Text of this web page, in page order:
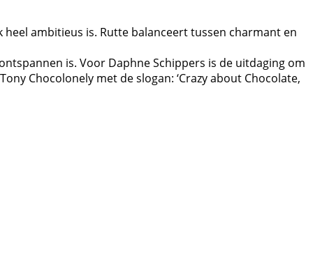
ambitieus is. Rutte balanceert tussen charmant en
is. Voor Daphne Schippers is de uitdaging om
Chocolonely met de slogan: ‘Crazy about Chocolate,